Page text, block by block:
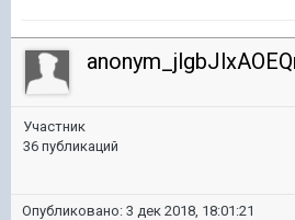
Участник
36 публикаций
Опубликовано: 3 дек 2018, 18:01:21